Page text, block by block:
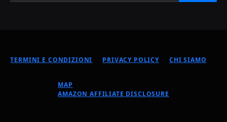
TERMINI E CONDIZIONI PRIVACY POLICY CHI SIAMO
MAP
AMAZON AFFILIATE DISCLOSURE